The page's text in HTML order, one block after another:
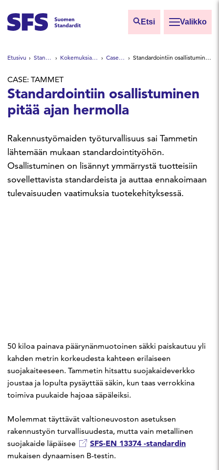
Etsi Valikko
Etsi sivuilta
Hae hakutermillä
Etusivu Standardeista Kokemuksia standardeista Case-esittelyt Standardointiin osallistuminen pitää ajan hermolla
CASE: TAMMET
Standardointiin osallistuminen
pitää ajan hermolla
Rakennustyömaiden työturvallisuus sai Tammetin
lähtemään mukaan standardointityöhön.
Osallistuminen on lisännyt ymmärrystä tuotteisiin
sovellettavista standardeista ja auttaa ennakoimaan
tulevaisuuden vaatimuksia tuotekehityksessä.
50 kiloa painava päärynänmuotoinen säkki paiskautuu yli
kahden metrin korkeudesta kahteen erilaiseen
suojakaiteeseen. Tammetin hitsattu suojakaideverkko
joustaa ja lopulta pysäyttää säkin, kun taas verrokkina
toimiva puukaide hajoaa säpäleiksi.
Molemmat täyttävät valtioneuvoston asetuksen
rakennustyön turvallisuudesta, mutta vain metallinen
suojakaide läpäisee
SFS-EN 13374 -standardin
mukaisen dynaamisen B-testin.